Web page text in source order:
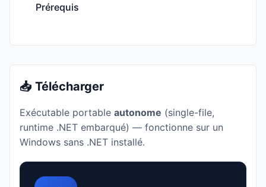
Prérequis
📥 Télécharger
Exécutable portable autonome (single-file,
runtime .NET embarqué) — fonctionne sur un
Windows sans .NET installé.